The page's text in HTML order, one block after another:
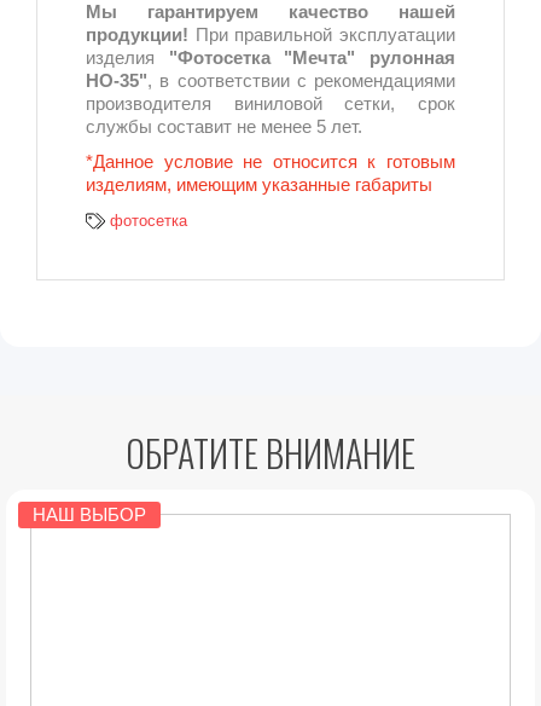
Мы гарантируем качество нашей
продукции! При правильной эксплуатации
изделия "Фотосетка "Мечта" рулонная
НО-35", в соответствии с рекомендациями
производителя виниловой сетки, срок
службы составит не менее 5 лет.
*Данное условие не относится к готовым
изделиям, имеющим указанные габариты
фотосетка
ОБРАТИТЕ ВНИМАНИЕ
НАШ ВЫБОР